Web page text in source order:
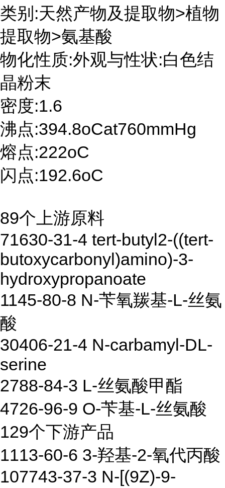
类别:天然产物及提取物>植物
提取物>氨基酸
物化性质:外观与性状:白色结
晶粉末
密度:1.6
沸点:394.8oCat760mmHg
熔点:222oC
闪点:192.6oC
89个上游原料
71630-31-4 tert-butyl2-((tert-
butoxycarbonyl)amino)-3-
hydroxypropanoate
1145-80-8 N-苄氧羰基-L-丝氨
酸
30406-21-4 N-carbamyl-DL-
serine
2788-84-3 L-丝氨酸甲酯
4726-96-9 O-苄基-L-丝氨酸
129个下游产品
1113-60-6 3-羟基-2-氧代丙酸
107743-37-3 N-[(9Z)-9-